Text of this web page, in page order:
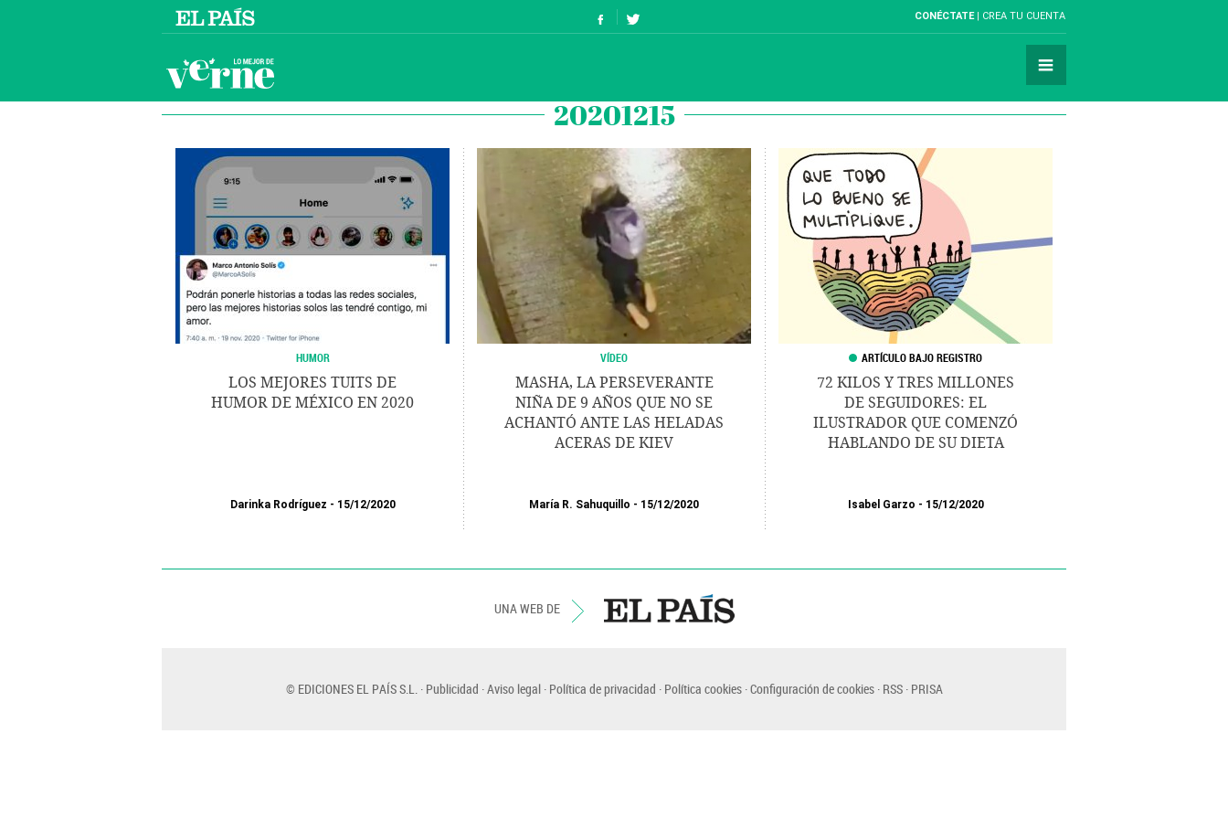
CONÉCTATE CREA TU CUENTA
20201215
HUMOR
LOS MEJORES TUITS DE
HUMOR DE MÉXICO EN 2020
Darinka Rodríguez 15/12/2020
VÍDEO
MASHA, LA PERSEVERANTE
NIÑA DE 9 AÑOS QUE NO SE
ACHANTÓ ANTE LAS HELADAS
ACERAS DE KIEV
María R. Sahuquillo 15/12/2020
72 KILOS Y TRES MILLONES
DE SEGUIDORES: EL
ILUSTRADOR QUE COMENZÓ
HABLANDO DE SU DIETA
Isabel Garzo 15/12/2020
UNA WEB DE
© EDICIONES EL PAÍS S.L. Publicidad Aviso legal Política de privacidad Política cookies Configuración de cookies RSS PRISA